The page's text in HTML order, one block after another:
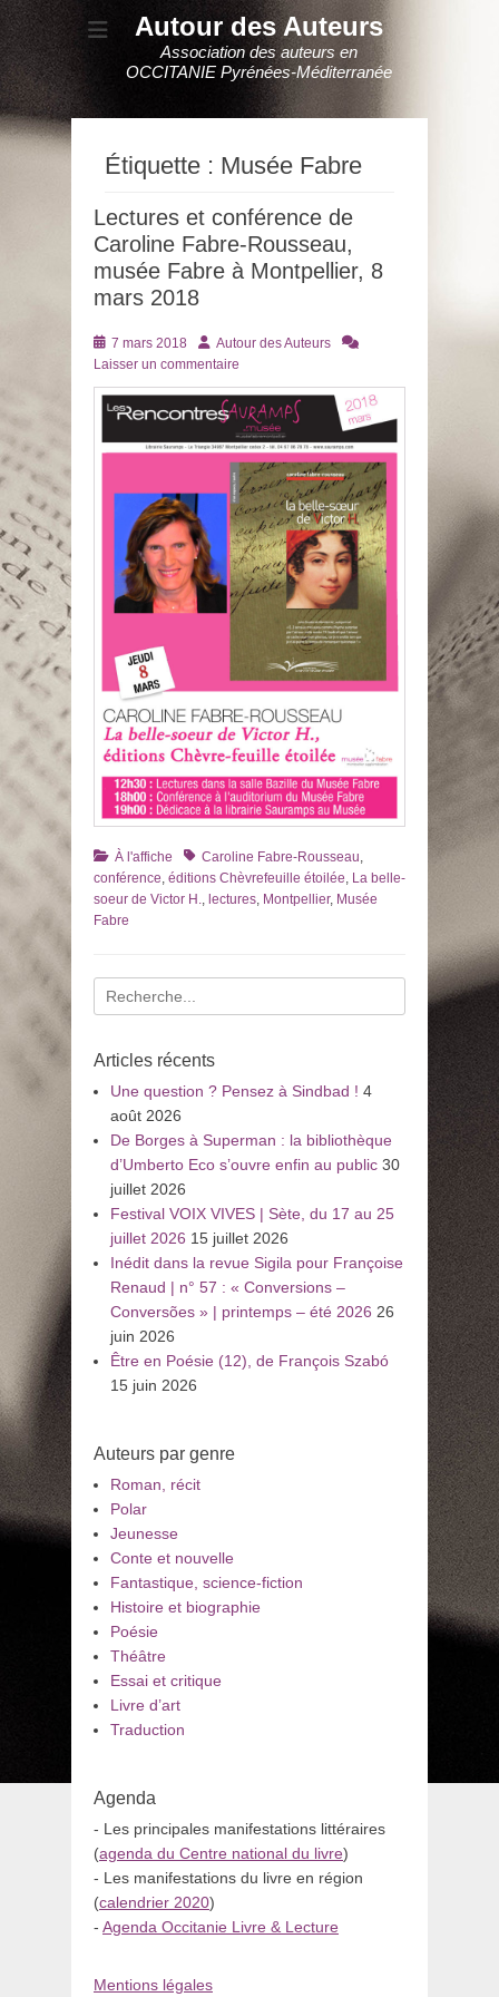
Autour des Auteurs
Association des auteurs en
OCCITANIE Pyrénées-Méditerranée
Étiquette : Musée Fabre
Lectures et conférence de
Caroline Fabre-Rousseau,
musée Fabre à Montpellier, 8
mars 2018
Posté
le
7 mars 2018 AuteurAutour des Auteurs
Laisser un commentaire
Catégories
À l'affiche TagsCaroline Fabre-Rousseau,
conférence, éditions Chèvrefeuille étoilée, La belle-
soeur de Victor H., lectures, Montpellier, Musée
Fabre
Recherche
pour
Articles récents
Une question ? Pensez à Sindbad ! 4
août 2026
De Borges à Superman : la bibliothèque
d’Umberto Eco s’ouvre enfin au public 30
juillet 2026
Festival VOIX VIVES | Sète, du 17 au 25
juillet 2026 15 juillet 2026
Inédit dans la revue Sigila pour Françoise
Renaud | n° 57 : « Conversions –
Conversões » | printemps – été 2026 26
juin 2026
Être en Poésie (12), de François Szabó
15 juin 2026
Auteurs par genre
Roman, récit
Polar
Jeunesse
Conte et nouvelle
Fantastique, science-fiction
Histoire et biographie
Poésie
Théâtre
Essai et critique
Livre d’art
Traduction
Agenda
- Les principales manifestations littéraires
(agenda du Centre national du livre)
- Les manifestations du livre en région
(calendrier 2020)
- Agenda Occitanie Livre & Lecture
Mentions légales